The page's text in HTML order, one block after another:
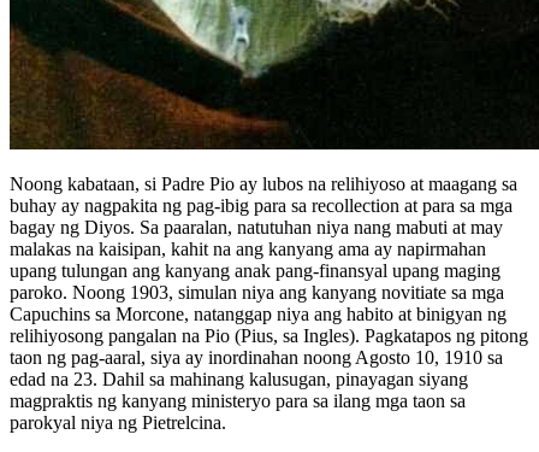
Noong kabataan, si Padre Pio ay lubos na relihiyoso at maagang sa
buhay ay nagpakita ng pag-ibig para sa recollection at para sa mga
bagay ng Diyos. Sa paaralan, natutuhan niya nang mabuti at may
malakas na kaisipan, kahit na ang kanyang ama ay napirmahan
upang tulungan ang kanyang anak pang-finansyal upang maging
paroko. Noong 1903, simulan niya ang kanyang novitiate sa mga
Capuchins sa Morcone, natanggap niya ang habito at binigyan ng
relihiyosong pangalan na Pio (Pius, sa Ingles). Pagkatapos ng pitong
taon ng pag-aaral, siya ay inordinahan noong Agosto 10, 1910 sa
edad na 23. Dahil sa mahinang kalusugan, pinayagan siyang
magpraktis ng kanyang ministeryo para sa ilang mga taon sa
parokyal niya ng Pietrelcina.